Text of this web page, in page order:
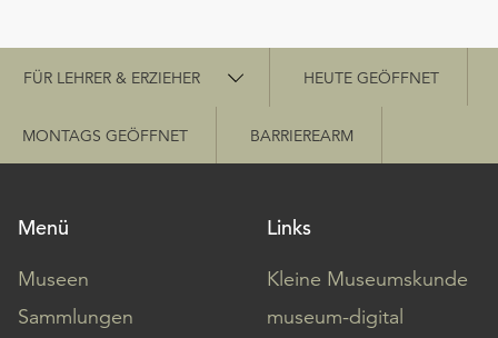
Schnellzugriff
FÜR LEHRER & ERZIEHER HEUTE GEÖFFNET
MONTAGS GEÖFFNET BARRIEREARM
Menü
Museen
Sammlungen
Links
Kleine Museumskunde
museum-digital